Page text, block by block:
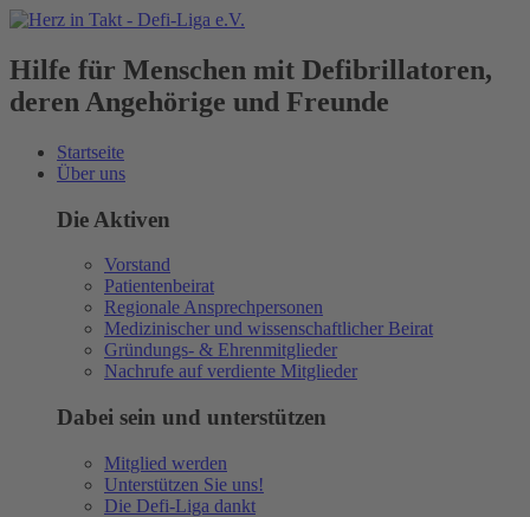
Hilfe für Menschen mit Defibrillatoren,
deren Angehörige und Freunde
Startseite
Über uns
Die Aktiven
Vorstand
Patientenbeirat
Regionale Ansprechpersonen
Medizinischer und wissenschaftlicher Beirat
Gründungs- & Ehrenmitglieder
Nachrufe auf verdiente Mitglieder
Dabei sein und unterstützen
Mitglied werden
Unterstützen Sie uns!
Die Defi-Liga dankt